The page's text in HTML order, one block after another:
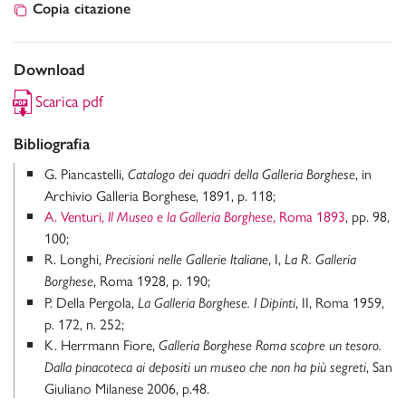
Copia citazione
Download
Scarica pdf
Bibliografia
G. Piancastelli, Catalogo dei quadri della Galleria Borghese, in
Archivio Galleria Borghese, 1891, p. 118;
A. Venturi, Il Museo e la Galleria Borghese, Roma 1893, pp. 98,
100;
R. Longhi, Precisioni nelle Gallerie Italiane, I, La R. Galleria
Borghese, Roma 1928, p. 190;
P. Della Pergola, La Galleria Borghese. I Dipinti, II, Roma 1959,
p. 172, n. 252;
K. Herrmann Fiore, Galleria Borghese Roma scopre un tesoro.
Dalla pinacoteca ai depositi un museo che non ha più segreti, San
Giuliano Milanese 2006, p.48.